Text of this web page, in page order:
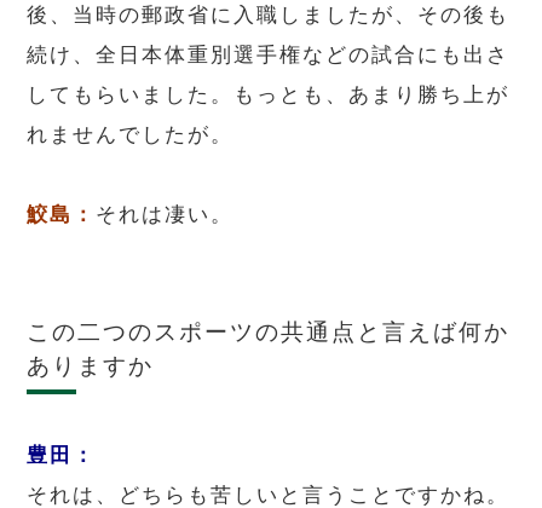
後、当時の郵政省に入職しましたが、その後も
続け、全日本体重別選手権などの試合にも出さ
してもらいました。もっとも、あまり勝ち上が
れませんでしたが。
鮫島： それは凄い。
この二つのスポーツの共通点と言えば何か
ありますか
豊田：
それは、どちらも苦しいと言うことですかね。